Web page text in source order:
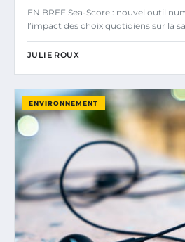
EN BREF Sea-Score : nouvel outil
l’impact des choix quotidiens sur la
JULIE ROUX
ENVIRONNEMENT